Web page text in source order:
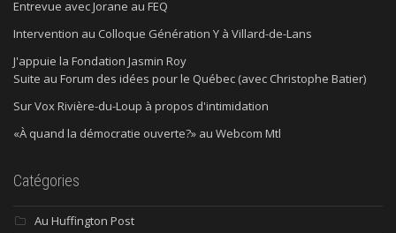
Entrevue avec Jorane au FEQ
Intervention au Colloque Génération Y à Villard-de-Lans
J'appuie la Fondation Jasmin Roy
Suite au Forum des idées pour le Québec (avec Christophe Batier)
Sur Vox Rivière-du-Loup à propos d'intimidation
«À quand la démocratie ouverte?» au Webcom Mtl
Catégories
Au Huffington Post